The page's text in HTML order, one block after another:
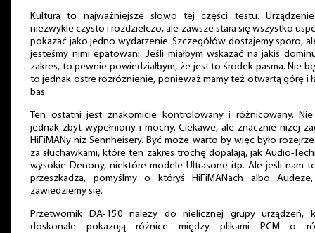
Kultura to najważniejsze słowo tej części testu.
niezwykle czysto i rozdzielczo, ale zawsze stara się wszystko
pokazać jako jedno wydarzenie. Szczegółów dostajemy sporo,
jesteśmy nimi epatowani. Jeśli miałbym wskazać na jakiś
zakres, to pewnie powiedziałbym, że jest to środek pasma. Nie
to jednak ostre rozróżnienie, ponieważ mamy też otwartą górę i
bas.
Ten ostatni jest znakomicie kontrolowany i różnicowany.
jednak zbyt wypełniony i mocny. Ciekawe, ale znacznie niżej
HiFiMANy niż Sennheisery. Być może warto by więc było
za słuchawkami, które ten zakres trochę dopalają, jak Audio-
wysokie Denony, niektóre modele Ultrasone itp. Ale jeśli nam
przeszkadza, pomyślmy o któryś HiFiMANach albo
zawiedziemy się.
Przetwornik DA-150 należy do nielicznej grupy urządzeń,
doskonale pokazują różnice między plikami PCM o